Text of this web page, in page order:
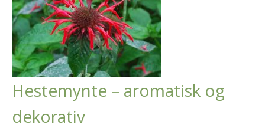
Hestemynte – aromatisk og
dekorativ